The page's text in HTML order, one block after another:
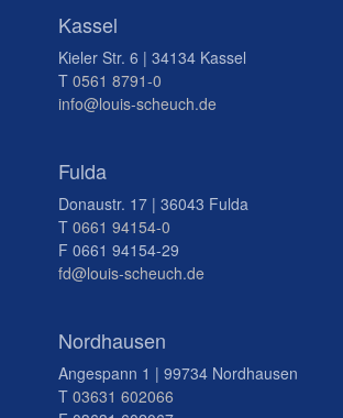
Kassel
Kieler Str. 6 | 34134 Kassel
T 0561 8791-0
info@louis-scheuch.de
Fulda
Donaustr. 17 | 36043 Fulda
T 0661 94154-0
F 0661 94154-29
fd@louis-scheuch.de
Nordhausen
Angespann 1 | 99734 Nordhausen
T 03631 602066